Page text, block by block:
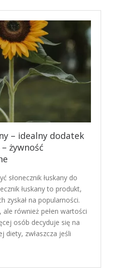
– idealny dodatek
żywność
słonecznik łuskany do
łuskany to produkt,
zyskał na popularności.
ale również pełen wartości
osób decyduje się na
diety, zwłaszcza jeśli